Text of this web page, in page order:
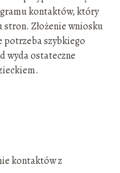
kontaktów, który
stron. Złożenie wniosku
potrzeba szybkiego
wyda ostateczne
kontaktów z